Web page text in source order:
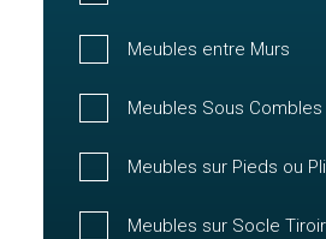
Meubles entre Murs
Meubles Sous
Meubles sur Pieds ou
Meubles sur Socle